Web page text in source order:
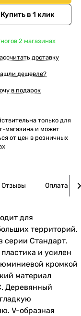
Купить в 1 клик
в 2 магазинах
доставку
дешевле?
в подарок
только для
магазина и может
от цен в розничных
Отзывы Оплата
для
территорий.
серии Стандарт.
и усилен
кромкой
материал
Деревянный
V-образная